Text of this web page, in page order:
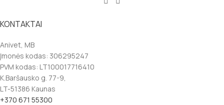
KONTAKTAI
Anivet, MB
Įmonės kodas: 306295247
PVM kodas: LT100017716410
K.Baršausko g. 77-9,
LT-51386 Kaunas
+370 671 55300